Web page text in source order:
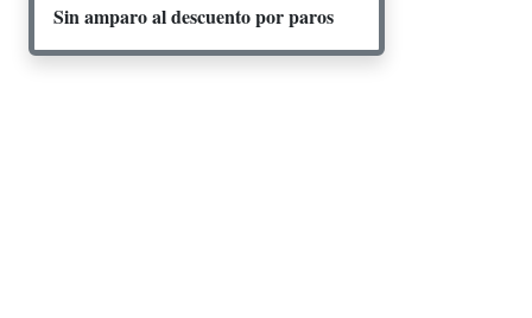
Sin amparo al descuento por paros